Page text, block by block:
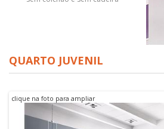
QUARTO JUVENIL
clique na foto para ampliar